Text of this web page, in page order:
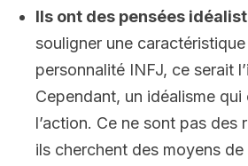
Ils ont des pensées
souligner une
personnalité INFJ, ce serait
Cependant, un idéalisme qui
l’action. Ce ne sont pas des
ils cherchent des moyens